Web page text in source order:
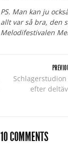
PS. Man kan ju
allt var så bra, den
Melodifestivalen
efter
10 COMMENTS